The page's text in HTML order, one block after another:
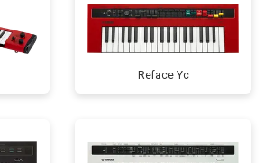
Reface Yc